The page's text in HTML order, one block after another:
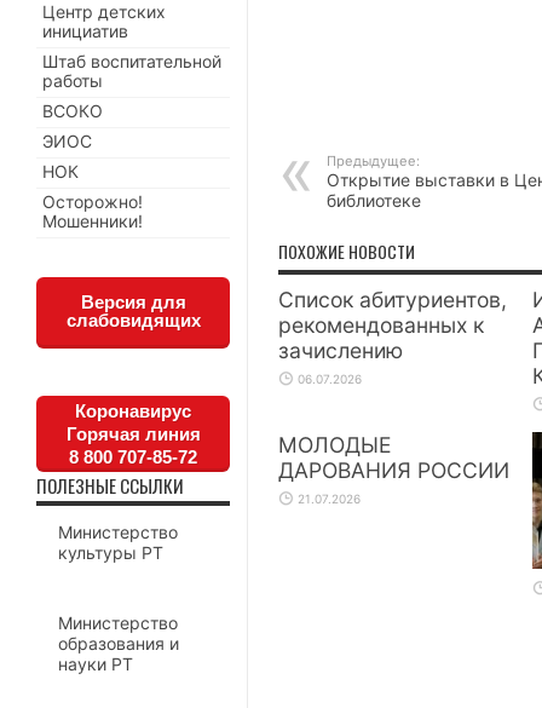
Предыдущее:
Открытие выставки в
библиотеке
ПОХОЖИЕ НОВОСТИ
Список абитуриентов,
рекомендованных к
зачислению
06.07.2026
МОЛОДЫЕ
ДАРОВАНИЯ РОССИИ
21.07.2026
Центр детских
инициатив
Штаб воспитательной
работы
ВСОКО
ЭИОС
НОК
Осторожно!
Мошенники!
Версия для
слабовидящих
Коронавирус
Горячая линия
8 800 707-85-72
ПОЛЕЗНЫЕ ССЫЛКИ
Министерство
культуры РТ
Министерство
образования и
науки РТ